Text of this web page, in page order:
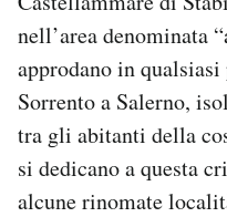
nell’area denominata
approdano in
Sorrento a Salerno,
tra gli abitanti della
si dedicano a questa
alcune rinomate